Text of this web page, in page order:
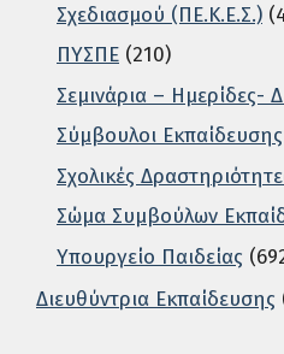
Σχεδιασμού (ΠΕ.Κ.Ε.Σ.)
ΠΥΣΠΕ (210)
Σεμινάρια – Ημερίδες-
Σύμβουλοι Εκπαίδευσης
Σχολικές
Σώμα Συμβούλων
Υπουργείο Παιδείας
Διευθύντρια Εκπαίδευσης